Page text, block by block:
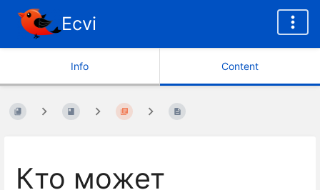
Ecvi
Info Content
Кто может